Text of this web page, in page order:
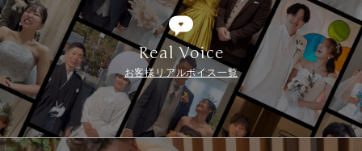
Real Voice
お客様リアルボイス一覧